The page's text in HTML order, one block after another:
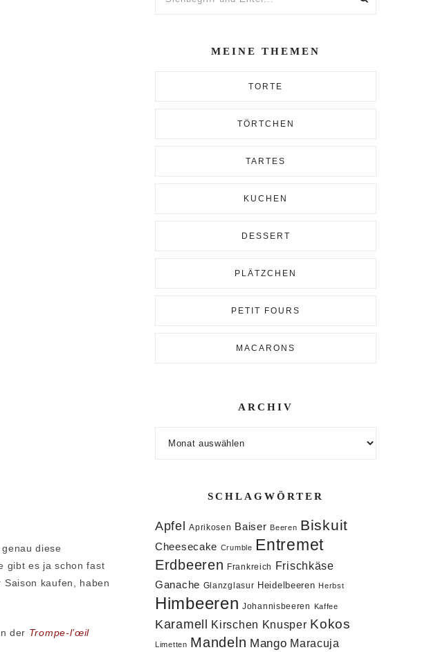
diese
gibt es ja schon fast
kaufen, haben
der Trompe-l’œil
MEINE THEMEN
TORTE
TÖRTCHEN
TARTES
KUCHEN
DESSERT
PLÄTZCHEN
PETIT FOURS
MACARONS
ARCHIV
SCHLAGWÖRTER
Apfel Aprikosen Baiser Beeren Biskuit
Cheesecake Crumble Entremet
Erdbeeren Frankreich Frischkäse
Ganache Glanzglasur Heidelbeeren Herbst
Himbeeren Johannisbeeren Kaffee
Karamell Kirschen Knusper Kokos
Limetten Mandeln Mango Maracuja